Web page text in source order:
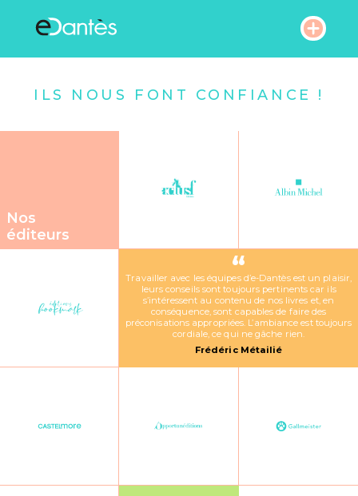
Nos partenaires
Actualités
FAQ
ILS NOUS FONT CONFIANCE !
Nos
éditeurs
“
Travailler avec les équipes d’e-Dantès est un plaisir,
leurs conseils sont toujours pertinents car ils
s’intéressent au contenu de nos livres et, en
conséquence, sont capables de faire des
préconisations appropriées. L’ambiance est toujours
cordiale, ce qui ne gâche rien.
Frédéric Métailié